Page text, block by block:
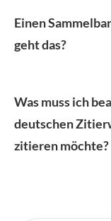
Einen
geht das?
Was muss ich
deutschen
zitieren möchte?